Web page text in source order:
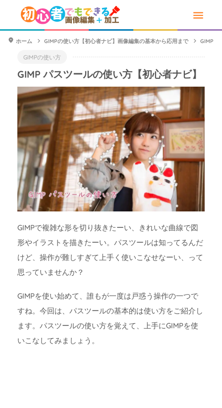
ホーム GIMPの使い方【初心者ナビ】画像編集の基本から応用まで GIMP
GIMPの使い方
GIMP パスツールの使い方【初心者ナビ】
GIMPで複雑な形を切り抜きたーい、きれいな曲線で図
形やイラストを描きたーい。パスツールは知ってるんだ
けど、操作が難しすぎて上手く使いこなせなーい、って
思っていませんか？
GIMPを使い始めて、誰もが一度は戸惑う操作の一つで
すね。今回は、パスツールの基本的は使い方をご紹介し
ます。パスツールの使い方を覚えて、上手にGIMPを使
いこなしてみましょう。